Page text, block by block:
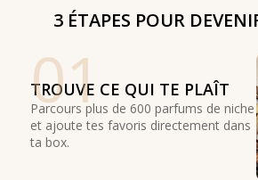
3 ÉTAPES POUR
01
TROUVE CE QUI TE PLAÎT
Parcours plus de 600 parfums de niche
et ajoute tes favoris directement dans
ta box.